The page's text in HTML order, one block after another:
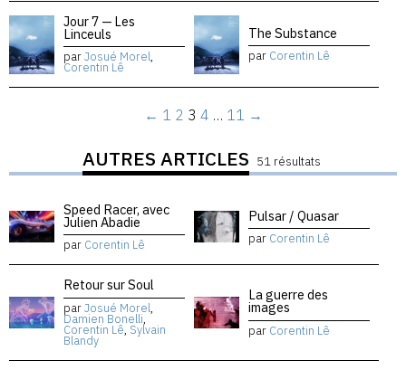
Jour 7 — Les
Linceuls
parJosué Morel,
Corentin Lê
The Substance
par Corentin Lê
← 1 2 3 4 … 11 →
AUTRES ARTICLES 51 résultats
Speed Racer, avec
Julien Abadie
par Corentin Lê
Pulsar / Quasar
par Corentin Lê
Retour sur Soul
parJosué Morel,
Damien Bonelli,
Corentin Lê, Sylvain
Blandy
La guerre des
images
par Corentin Lê